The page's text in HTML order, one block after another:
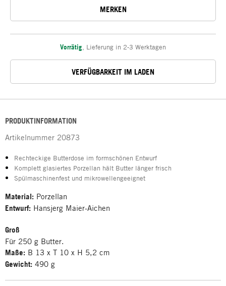
MERKEN
Vorrätig Lieferung in 2-3 Werktagen
VERFÜGBARKEIT IM LADEN
PRODUKTINFORMATION
Artikelnummer 20873
Rechteckige Butterdose im formschönen Entwurf
Komplett glasiertes Porzellan hält Butter länger frisch
Spülmaschinenfest und mikrowellengeeignet
Material: Porzellan
Entwurf: Hansjerg Maier-Aichen
Groß
Für 250 g Butter.
Maße: B 13 x T 10 x H 5,2 cm
Gewicht: 490 g